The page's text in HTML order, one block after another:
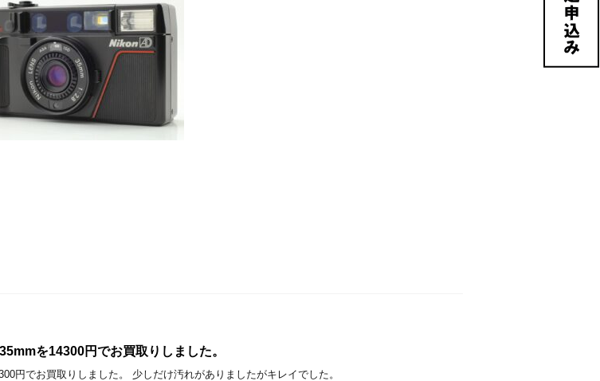
を14300円でお買取りしました。
円でお買取りしました。 少しだけ汚れがありましたがキレイでした。